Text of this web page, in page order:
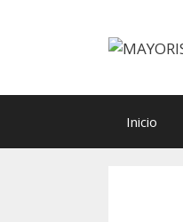
Inicio